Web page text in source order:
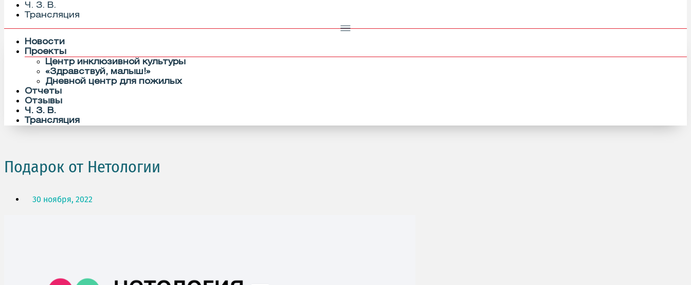
Ч. З. В.
Трансляция
Новости
Проекты
Центр инклюзивной культуры
«Здравствуй, малыш!»
Дневной центр для пожилых
Отчеты
Отзывы
Ч. З. В.
Трансляция
Подарок от Нетологии
30 ноября, 2022